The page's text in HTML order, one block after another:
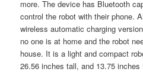
more. The device has Bluetooth
control the robot with their phone.
wireless automatic charging
no one is at home and the robot
house. It is a light and compact
26.56 inches tall, and 13.75 inches